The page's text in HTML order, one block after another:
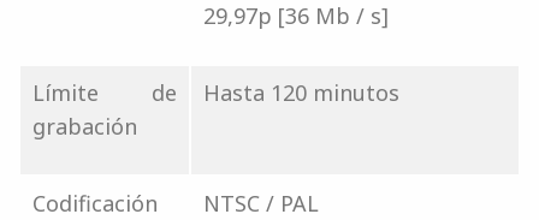
29,97p [36 Mb / s]
Límite de
grabación
Hasta 120 minutos
Codificación
NTSC / PAL